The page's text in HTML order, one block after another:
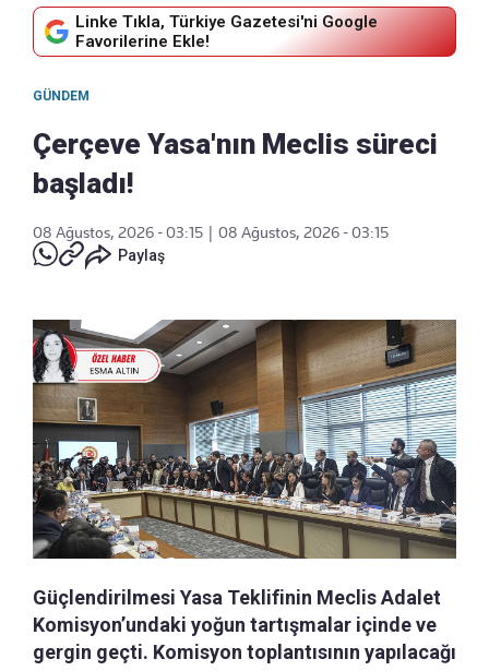
Linke Tıkla, Türkiye Gazetesi'ni Google
Favorilerine Ekle!
GÜNDEM
Çerçeve Yasa'nın Meclis süreci
başladı!
08 Ağustos, 2026 - 03:15
08 Ağustos, 2026 - 03:15
Paylaş
Güçlendirilmesi Yasa Teklifinin Meclis Adalet
Komisyon’undaki yoğun tartışmalar içinde ve
gergin geçti. Komisyon toplantısının yapılacağı